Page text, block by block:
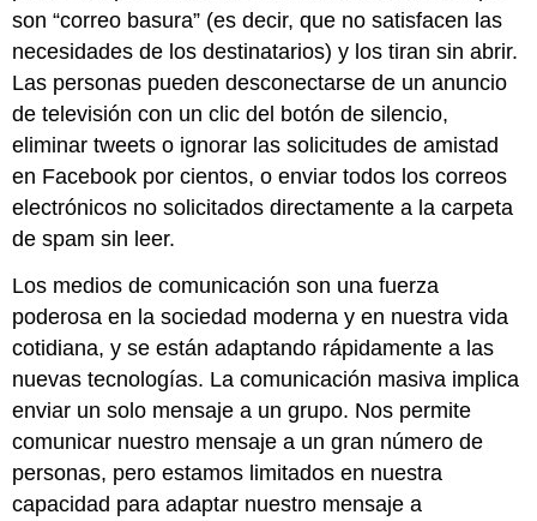
son “correo basura” (es decir, que no satisfacen las
necesidades de los destinatarios) y los tiran sin abrir.
Las personas pueden desconectarse de un anuncio
de televisión con un clic del botón de silencio,
eliminar tweets o ignorar las solicitudes de amistad
en Facebook por cientos, o enviar todos los correos
electrónicos no solicitados directamente a la carpeta
de spam sin leer.
Los medios de comunicación son una fuerza
poderosa en la sociedad moderna y en nuestra vida
cotidiana, y se están adaptando rápidamente a las
nuevas tecnologías. La comunicación masiva implica
enviar un solo mensaje a un grupo. Nos permite
comunicar nuestro mensaje a un gran número de
personas, pero estamos limitados en nuestra
capacidad para adaptar nuestro mensaje a